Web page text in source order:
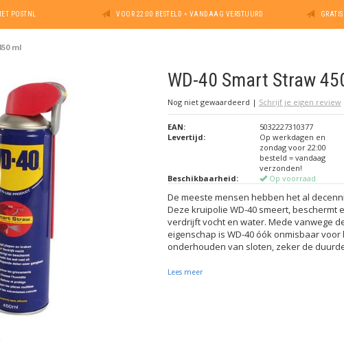
POSTNL VOOR 22:00 BESTELD = VANDAAG VERSTUURD
ml
WD-40 Smart Straw
Nog niet gewaardeerd | Schrijf je eigen review
EAN:
5032227310377
Levertijd:
Op werkdagen en
zondag voor 22:00
besteld = vandaag
verzonden!
Beschikbaarheid:
Op voorraad
De meeste mensen hebben het al
Deze kruipolie WD-40 smeert, beschermt
verdrijft vocht en water. Mede vanwege
eigenschap is WD-40 óók onmisbaar voor
onderhouden van sloten, zeker de
Lees meer